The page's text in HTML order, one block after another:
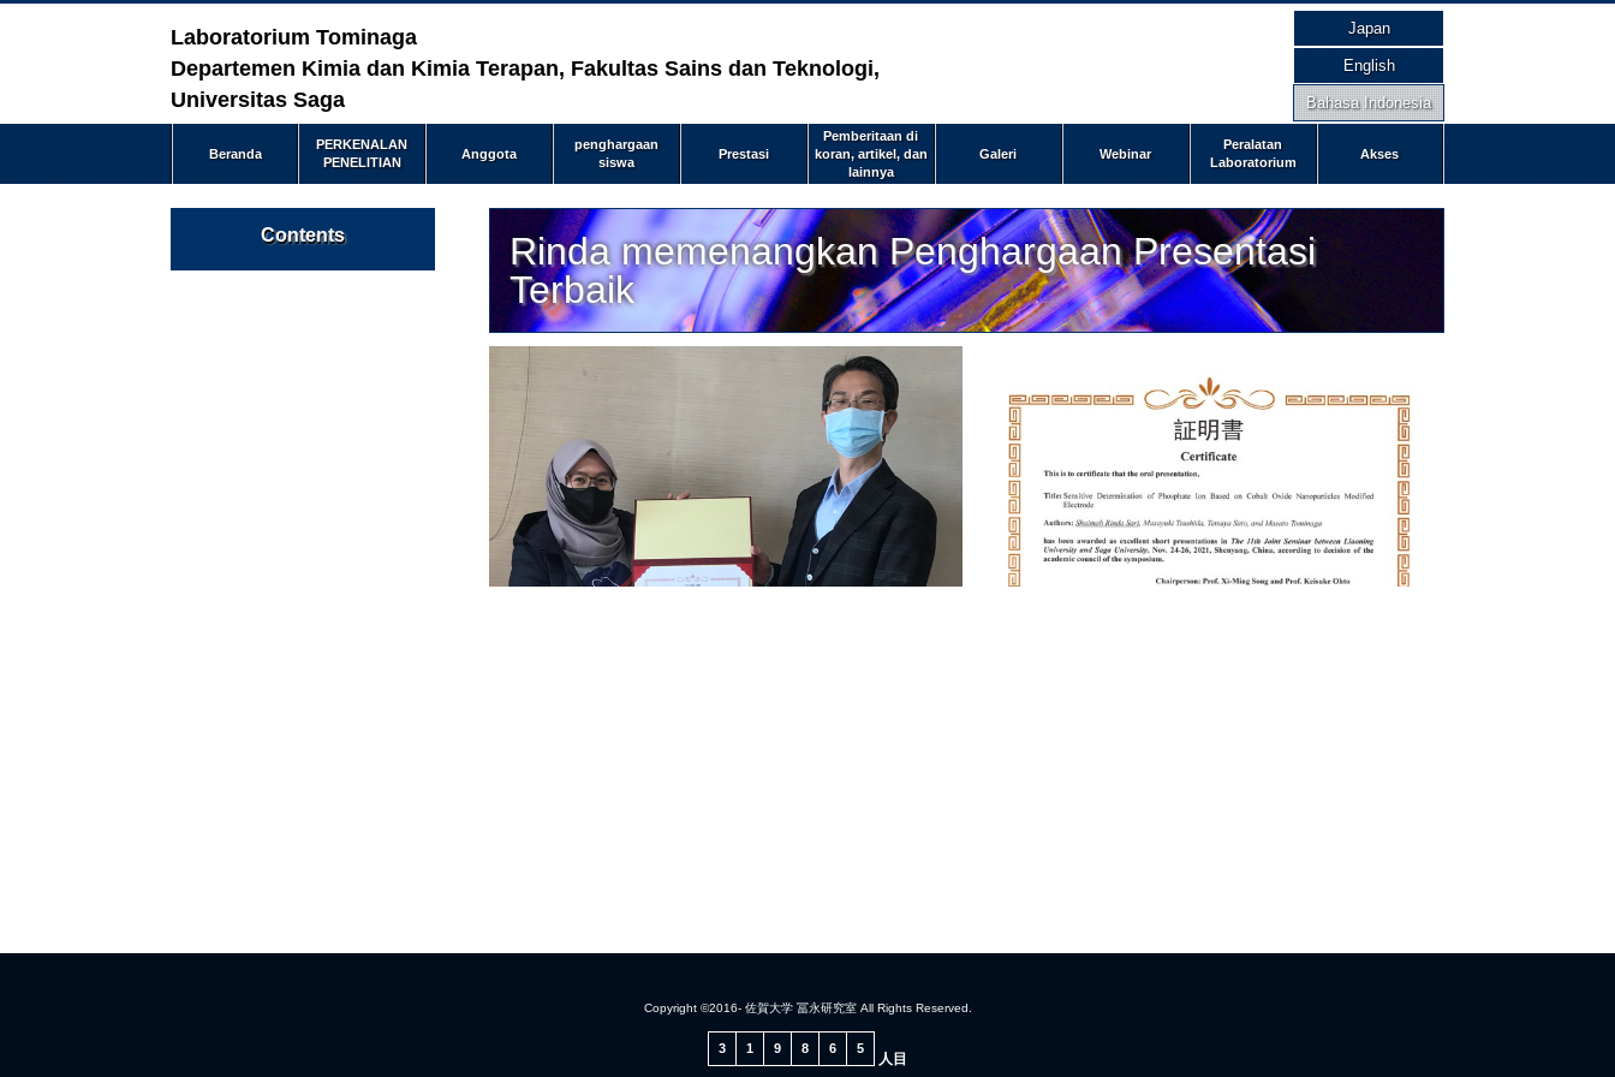
Laboratorium Tominaga
Departemen Kimia dan Kimia Terapan, Fakultas Sains dan Teknologi,
Universitas Saga
Japan
English
Bahasa Indonesia
Beranda
PERKENALAN
PENELITIAN
Anggota
penghargaan
siswa
Prestasi
Pemberitaan di
koran, artikel, dan
lainnya
Galeri Webinar
Peralatan
Laboratorium
Akses
Contents
Rinda memenangkan Penghargaan Presentasi
Terbaik
Copyright ©2016- 佐賀大学 冨永研究室 All Rights Reserved.
3 1 9 8 6 5
人目